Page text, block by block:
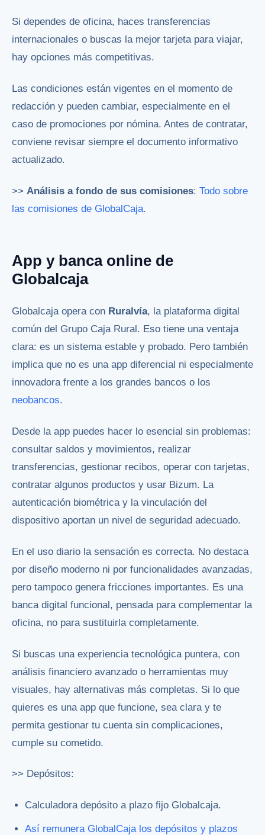
Si dependes de oficina, haces transferencias
internacionales o buscas la mejor tarjeta para viajar,
hay opciones más competitivas.
Las condiciones están vigentes en el momento de
redacción y pueden cambiar, especialmente en el
caso de promociones por nómina. Antes de contratar,
conviene revisar siempre el documento informativo
actualizado.
>> Análisis a fondo de sus comisiones: Todo sobre
las comisiones de GlobalCaja.
App y banca online de
Globalcaja
Globalcaja opera con Ruralvía, la plataforma digital
común del Grupo Caja Rural. Eso tiene una ventaja
clara: es un sistema estable y probado. Pero también
implica que no es una app diferencial ni especialmente
innovadora frente a los grandes bancos o los
neobancos.
Desde la app puedes hacer lo esencial sin problemas:
consultar saldos y movimientos, realizar
transferencias, gestionar recibos, operar con tarjetas,
contratar algunos productos y usar Bizum. La
autenticación biométrica y la vinculación del
dispositivo aportan un nivel de seguridad adecuado.
En el uso diario la sensación es correcta. No destaca
por diseño moderno ni por funcionalidades avanzadas,
pero tampoco genera fricciones importantes. Es una
banca digital funcional, pensada para complementar la
oficina, no para sustituirla completamente.
Si buscas una experiencia tecnológica puntera, con
análisis financiero avanzado o herramientas muy
visuales, hay alternativas más completas. Si lo que
quieres es una app que funcione, sea clara y te
permita gestionar tu cuenta sin complicaciones,
cumple su cometido.
>> Depósitos:
Calculadora depósito a plazo fijo Globalcaja.
Así remunera GlobalCaja los depósitos y plazos